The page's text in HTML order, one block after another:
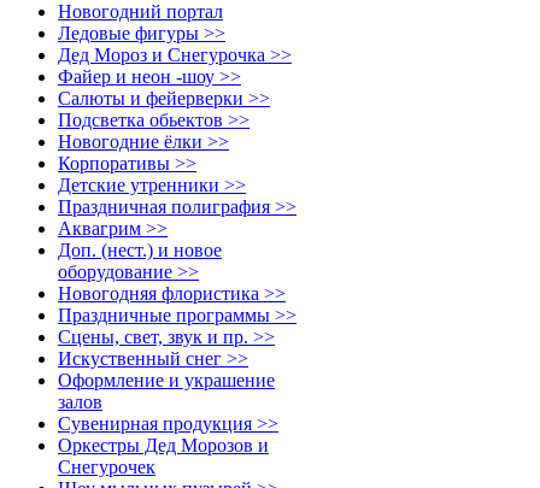
Новогодний портал
Ледовые фигуры >>
Дед Мороз и Снегурочка >>
Файер и неон -шоу >>
Салюты и фейерверки >>
Подсветка обьектов >>
Новогодние ёлки >>
Корпоративы >>
Детские утренники >>
Праздничная полиграфия >>
Аквагрим >>
Доп. (нест.) и новое
оборудование >>
Новогодняя флористика >>
Праздничные программы >>
Сцены, свет, звук и пр. >>
Искуственный снег >>
Оформление и украшение
залов
Сувенирная продукция >>
Оркестры Дед Морозов и
Снегурочек